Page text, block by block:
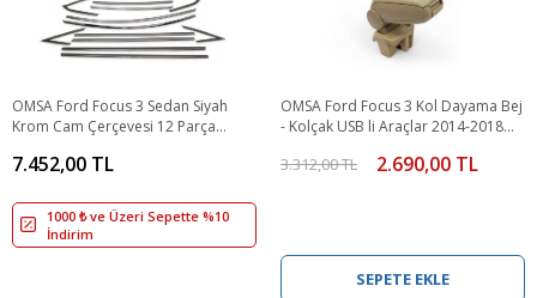
OMSA Ford Focus 3 Sedan Siyah
Krom Cam Çerçevesi 12 Parça
7.452,00 TL
1000 ₺ ve Üzeri Sepette %10
İndirim
OMSA Ford Focus 3 Kol Dayama Bej
- Kolçak USB li Araçlar 2014-2018
3.312,00 TL 2.690,00 TL
SEPETE EKLE